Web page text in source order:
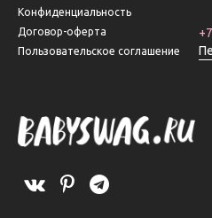
Конфиденциальность
Договор-оферта
Пользовательское соглашение